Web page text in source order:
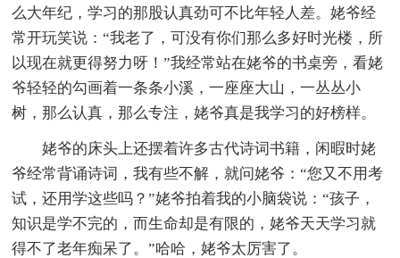
么大年纪，学习的那股认真劲可不比年轻人差。姥爷经
常开玩笑说：“我老了，可没有你们那么多好时光楼，所
以现在就更得努力呀！”我经常站在姥爷的书桌旁，看姥
爷轻轻的勾画着一条条小溪，一座座大山，一丛丛小
树，那么认真，那么专注，姥爷真是我学习的好榜样。
姥爷的床头上还摆着许多古代诗词书籍，闲暇时姥
爷经常背诵诗词，我有些不解，就问姥爷：“您又不用考
试，还用学这些吗？”姥爷拍着我的小脑袋说：“孩子，
知识是学不完的，而生命却是有限的，姥爷天天学习就
得不了老年痴呆了。”哈哈，姥爷太厉害了。